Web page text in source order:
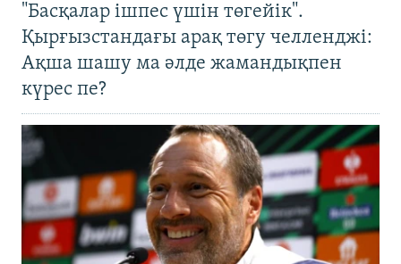
"Басқалар ішпес үшін төгейік".
Қырғызстандағы арақ төгу челленджі:
Ақша шашу ма әлде жамандықпен
күрес пе?